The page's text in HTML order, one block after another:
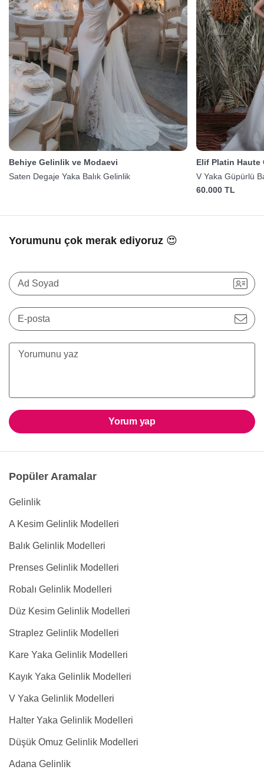
Behiye Gelinlik ve Modaevi
Saten Degaje Yaka Balık Gelinlik
Elif Platin Haute
V Yaka Güpürlü
60.000 TL
Yorumunu çok merak ediyoruz 😍
Ad Soyad
E-posta
Yorum yap
Popüler Aramalar
Gelinlik
A Kesim Gelinlik Modelleri
Balık Gelinlik Modelleri
Prenses Gelinlik Modelleri
Robalı Gelinlik Modelleri
Düz Kesim Gelinlik Modelleri
Straplez Gelinlik Modelleri
Kare Yaka Gelinlik Modelleri
Kayık Yaka Gelinlik Modelleri
V Yaka Gelinlik Modelleri
Halter Yaka Gelinlik Modelleri
Düşük Omuz Gelinlik Modelleri
Adana Gelinlik